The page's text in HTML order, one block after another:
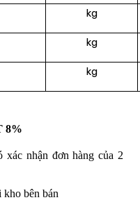
kg
kg
kg
8%
xác nhận đơn hàng của 2
kho bên bán